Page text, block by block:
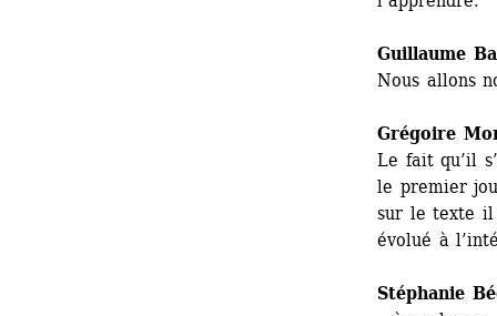
Guillaume
Nous allons
Grégoire
Le fait qu’il
le premier
sur le texte il
évolué à
Stéphanie